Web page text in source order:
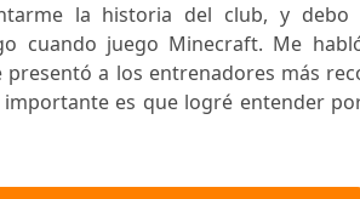
la historia del club, y
cuando juego Minecraft. Me
presentó a los entrenadores más
es que logré entender